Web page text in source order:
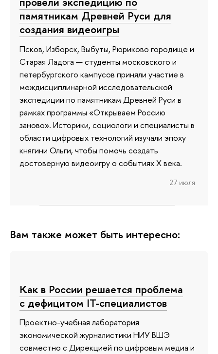
памятникам Древней Руси для
создания видеоигры
Псков, Изборск, Выбуты, Рюриково городище и
Старая Ладога — студенты московского и
петербургского кампусов приняли участие в
междисциплинарной исследовательской
экспедиции по памятникам Древней Руси в
рамках программы «Открываем Россию
заново». Историки, социологи и специалисты в
области цифровых технологий изучали эпоху
княгини Ольги, чтобы помочь создать
достоверную видеоигру о событиях X века.
27 июля
Вам также может быть интересно:
Как в России решается проблема
с дефицитом IT-специалистов
Проектно-учебная лаборатория
экономической журналистики НИУ ВШЭ
совместно с Дирекцией по цифровым медиа и